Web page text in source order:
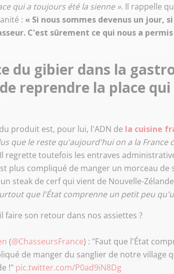
qui a toujours été la sienne ». Il rappelle
: « Si nous sommes devenus un jour,
C'est sûrement ce qui nous a
du gibier dans la
reprendre la place
produit est, pour lui, l'ADN de la cuisine
que le reste qu'aujourd'hui on a la France
regrette toutefois les entraves
plus compliqué de manger un morceau de
steak de cerf qui vient de Nouvelle-
que l'État comprenne un petit peu
faire son retour dans nos assiettes ?
(@ChasseursFrance) : "Faut que l'État
de manger du sanglier de notre village
!" pic.twitter.com/P0ad9iN8Dg